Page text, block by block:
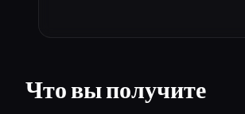
Что вы получите